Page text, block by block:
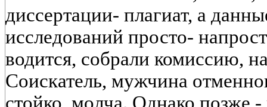
диссертации- плагиат, а
исследований просто-
водится, собрали комиссию,
Соискатель, мужчина
стойко, молча. Однако позже